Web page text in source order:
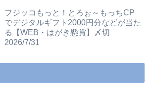
フジッコもっと！とろぉ～もっちCP
でデジタルギフト2000円分などが当た
る【WEB・はがき懸賞】〆切
2026/7/31